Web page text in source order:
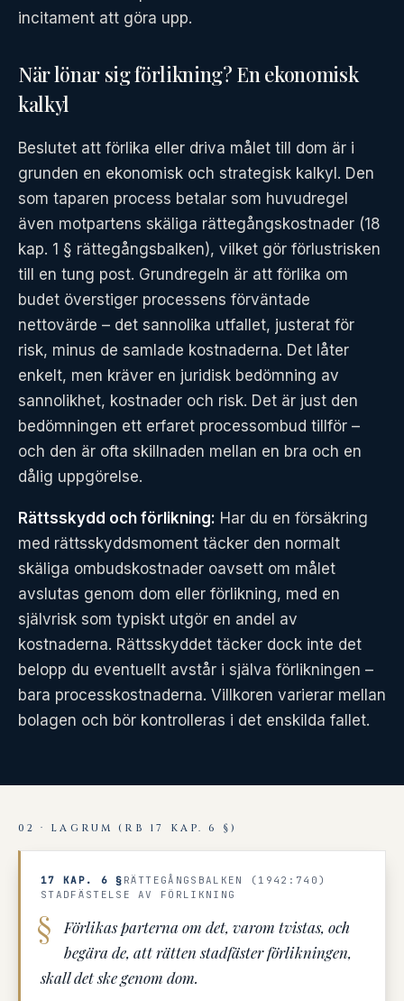
incitament att göra upp.
När lönar sig förlikning? En ekonomisk
kalkyl
Beslutet att förlika eller driva målet till dom är i
grunden en ekonomisk och strategisk kalkyl. Den
som taparen process betalar som huvudregel
även motpartens skäliga rättegångskostnader (18
kap. 1 § rättegångsbalken), vilket gör förlustrisken
till en tung post. Grundregeln är att förlika om
budet överstiger processens förväntade
nettovärde – det sannolika utfallet, justerat för
risk, minus de samlade kostnaderna. Det låter
enkelt, men kräver en juridisk bedömning av
sannolikhet, kostnader och risk. Det är just den
bedömningen ett erfaret processombud tillför –
och den är ofta skillnaden mellan en bra och en
dålig uppgörelse.
Rättsskydd och förlikning: Har du en försäkring
med rättsskyddsmoment täcker den normalt
skäliga ombudskostnader oavsett om målet
avslutas genom dom eller förlikning, med en
självrisk som typiskt utgör en andel av
kostnaderna. Rättsskyddet täcker dock inte det
belopp du eventuellt avstår i själva förlikningen –
bara processkostnaderna. Villkoren varierar mellan
bolagen och bör kontrolleras i det enskilda fallet.
02 · LAGRUM (RB 17 KAP. 6 §)
17 KAP. 6 § RÄTTEGÅNGSBALKEN (1942:740)
STADFÄSTELSE AV FÖRLIKNING
Förlikas parterna om det, varom tvistas, och
begära de, att rätten stadfäster förlikningen,
skall det ske genom dom.